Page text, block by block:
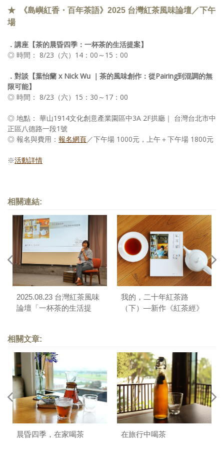
★ 《島嶼紅香・百年茶語》2025 台灣紅茶風味論壇／下午
場
．講座【茶的晨昏四季：一杯茶的生活提案】
◎ 時間： 8/23（六）14：00～15：00
．對談【葉怡蘭 x Nick Wu ｜茶的風味創作：從Pairing到混調的無
限可能】
◎ 時間： 8/23（六）15：30～17：00
◎ 地點： 華山1914文化創意產業園區中3A 2F拱廳｜ 台灣台北市中
正區八德路一段1號
◎ 報名與費用： 報名網頁／下午場 1000元，上午＋下午場 1800元
※活動詳情
相關連結:
2025.08.23 台灣紅茶風味
論壇「一杯茶的生活提
我的，二十年紅茶路
（下）—新作《紅茶經》
相關文章:
晨昏四季，在家喝茶 在旅行中喝茶